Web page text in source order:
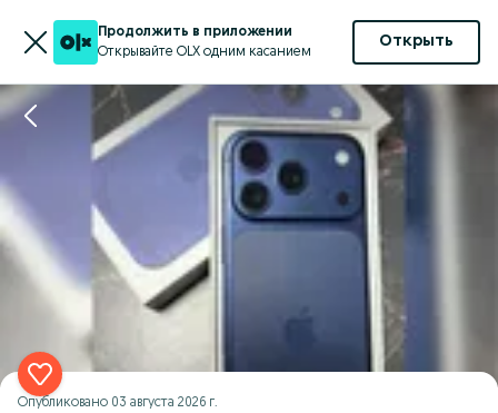
Продолжить в приложении
Открывайте OLX одним касанием
Открыть
Опубликовано 03 августа 2026 г.